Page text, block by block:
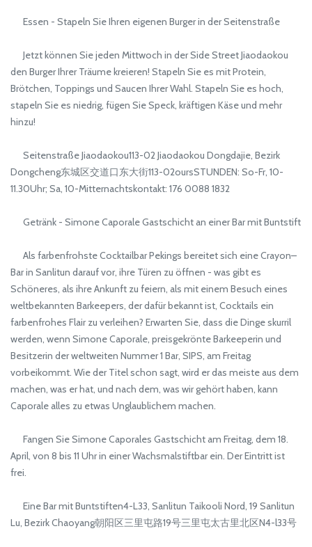
Essen - Stapeln Sie Ihren eigenen Burger in der Seitenstraße
Jetzt können Sie jeden Mittwoch in der Side Street Jiaodaokou
den Burger Ihrer Träume kreieren! Stapeln Sie es mit Protein,
Brötchen, Toppings und Saucen Ihrer Wahl. Stapeln Sie es hoch,
stapeln Sie es niedrig, fügen Sie Speck, kräftigen Käse und mehr
hinzu!
Seitenstraße Jiaodaokou113-02 Jiaodaokou Dongdajie, Bezirk
Dongcheng东城区交道口东大街113-02oursSTUNDEN: So-Fr, 10-
11.30Uhr; Sa, 10-Mitternachtskontakt: 176 0088 1832
Getränk - Simone Caporale Gastschicht an einer Bar mit Buntstift
Als farbenfrohste Cocktailbar Pekings bereitet sich eine Crayon–
Bar in Sanlitun darauf vor, ihre Türen zu öffnen - was gibt es
Schöneres, als ihre Ankunft zu feiern, als mit einem Besuch eines
weltbekannten Barkeepers, der dafür bekannt ist, Cocktails ein
farbenfrohes Flair zu verleihen? Erwarten Sie, dass die Dinge skurril
werden, wenn Simone Caporale, preisgekrönte Barkeeperin und
Besitzerin der weltweiten Nummer 1 Bar, SIPS, am Freitag
vorbeikommt. Wie der Titel schon sagt, wird er das meiste aus dem
machen, was er hat, und nach dem, was wir gehört haben, kann
Caporale alles zu etwas Unglaublichem machen.
Fangen Sie Simone Caporales Gastschicht am Freitag, dem 18.
April, von 8 bis 11 Uhr in einer Wachsmalstiftbar ein. Der Eintritt ist
frei.
Eine Bar mit Buntstiften4-L33, Sanlitun Taikooli Nord, 19 Sanlitun
Lu, Bezirk Chaoyang朝阳区三里屯路19号三里屯太古里北区N4-l33号